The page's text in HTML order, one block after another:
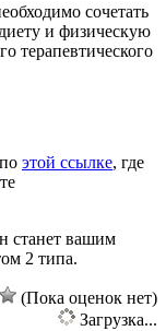
сочетать
и физическую
терапевтического
этой ссылке, где
станет вашим
2 типа.
(Пока оценок нет)
Загрузка...